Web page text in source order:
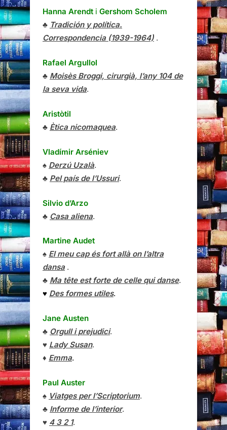
Hanna Arendt i Gershom Scholem
♣ Tradición y política.
Correspondencia (1939-1964) .
Rafael Argullol
♣ Moisès Broggi, cirurgià, l’any 104 de
la seva vida.
Aristòtil
♣ Ètica nicomaquea.
Vladímir Arséniev
♠ Derzú Uzalà.
♣ Pel país de l’Ussuri.
Silvio d’Arzo
♣ Casa aliena.
Martine Audet
♠ El meu cap és fort allà on l’altra
dansa.
♣ Ma tête est forte de celle qui danse.
♥ Des formes utiles.
Jane Austen
♣ Orgull i prejudici.
♥ Lady Susan.
♦ Emma.
Paul Auster
♠ Viatges per l’Scriptorium.
♣ Informe de l’interior.
♥ 4 3 2 1.